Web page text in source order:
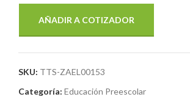
AÑADIR A COTIZADOR
SKU: TTS-ZAEL00153
Categoría: Educación Preescolar